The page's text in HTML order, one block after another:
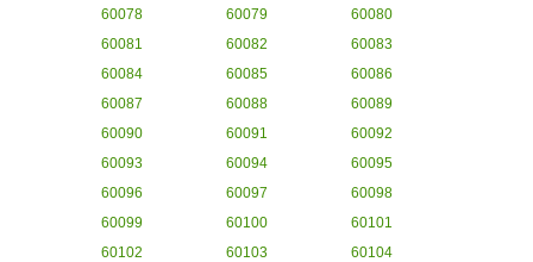
60078
60079
60080
60081
60082
60083
60084
60085
60086
60087
60088
60089
60090
60091
60092
60093
60094
60095
60096
60097
60098
60099
60100
60101
60102
60103 60104